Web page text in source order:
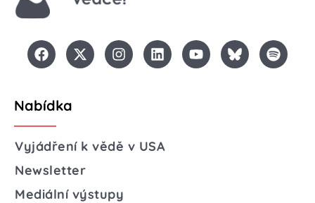
Nabídka
Vyjádření k vědě v USA
Newsletter
Mediální výstupy